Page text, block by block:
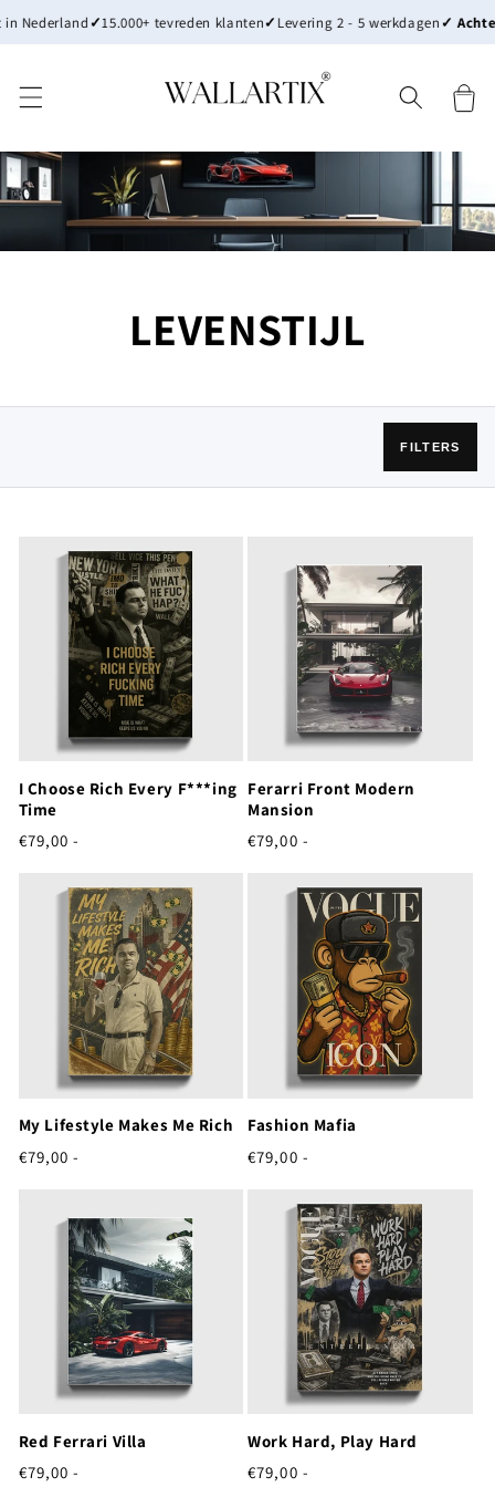
naar de
content
✓15.000+ tevreden klanten✓Levering 2 - 5 werkdagen✓
LEVENSTIJL
FILTERS
I Choose Rich Every F***ing
Time
Normale
€79,00 -
Ferarri Front Modern
Mansion
Normale
€79,00 -
My Lifestyle Makes Me Rich
Normale
€79,00 -
Fashion Mafia
Normale
€79,00 -
Red Ferrari Villa
Normale
€79,00 -
Work Hard, Play Hard
Normale
€79,00 -